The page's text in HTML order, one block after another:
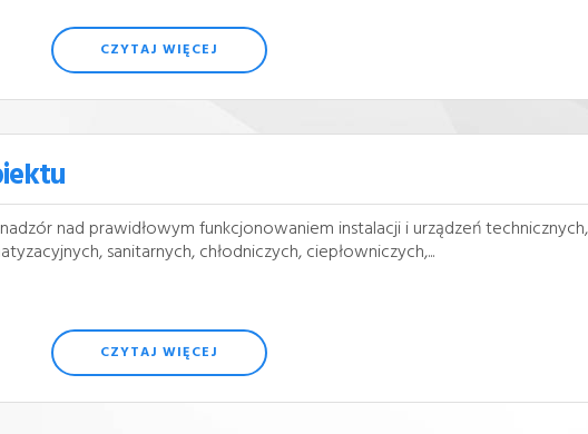
CZYTAJ WIĘCEJ
nad prawidłowym funkcjonowaniem instalacji i urządzeń
sanitarnych, chłodniczych, ciepłowniczych,...
CZYTAJ WIĘCEJ